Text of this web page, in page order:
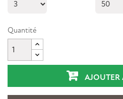
Quantité
AJOUTER